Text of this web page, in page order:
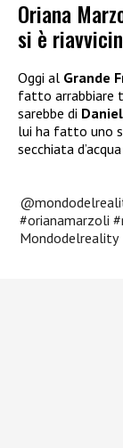
Oriana
si è
Oggi al Grande
fatto arrabbiare
sarebbe di
lui ha fatto uno
secchiata
#orianamarzoli
Mondodelreality